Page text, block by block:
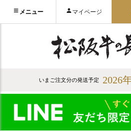
メニュー マイページ
いまご注文分の発送予定 2026